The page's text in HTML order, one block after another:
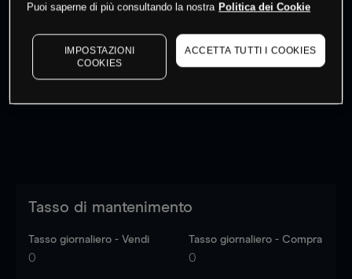
I prezzi sono solo indicativi. Accediper vedere gli ultimi
dati di mercato
to see latest market data
Tasso di mantenimento
Tasso giornaliero - Vendi
0
Tasso giornaliero - Compra
0
Puoi saperne di più consultando la nostra Politica dei Cookie
IMPOSTAZIONI
COOKIES
ACCETTA TUTTI I COOKIES